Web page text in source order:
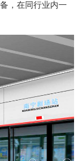
，在同行业内一